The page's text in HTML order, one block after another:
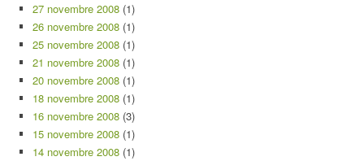
27 novembre 2008 (1)
26 novembre 2008 (1)
25 novembre 2008 (1)
21 novembre 2008 (1)
20 novembre 2008 (1)
18 novembre 2008 (1)
16 novembre 2008 (3)
15 novembre 2008 (1)
14 novembre 2008 (1)